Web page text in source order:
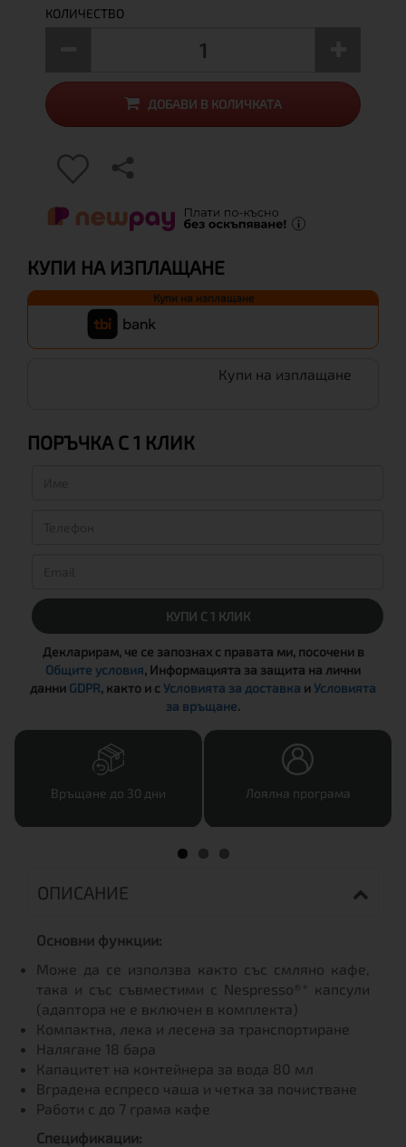
КОЛИЧЕСТВО
ДОБАВИ В КОЛИЧКАТА
КУПИ НА ИЗПЛАЩАНЕ
Купи на изплащане
Купи на изплащане
ПОРЪЧКА С 1 КЛИК
КУПИ С 1 КЛИК
Декларирам, че се запознах с правата ми, посочени в
Общите условия, Информацията за защита на лични
данни GDPR, както и сУсловията за доставка иУсловията
за връщане.
Връщане до 30 дни Лоялна програма
ОПИСАНИЕ
Основни функции:
Може да се използва както със смляно кафе,
така и със съвместими с Nespresso®* капсули
(адаптора не е включен в комплекта)
Компактна, лека и лесена за транспортиране
Налягане 18 бара
Капацитет на контейнера за вода 80 мл
Вградена еспресо чаша и четка за почистване
Работи с до 7 грама кафе
Спецификации: